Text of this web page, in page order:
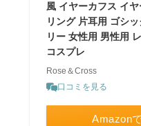
風 イヤーカフス イ
リング 片耳用 ゴシ
リー 女性用 男性用
コスプレ
Rose＆Cross
口コミを見る
Amazon